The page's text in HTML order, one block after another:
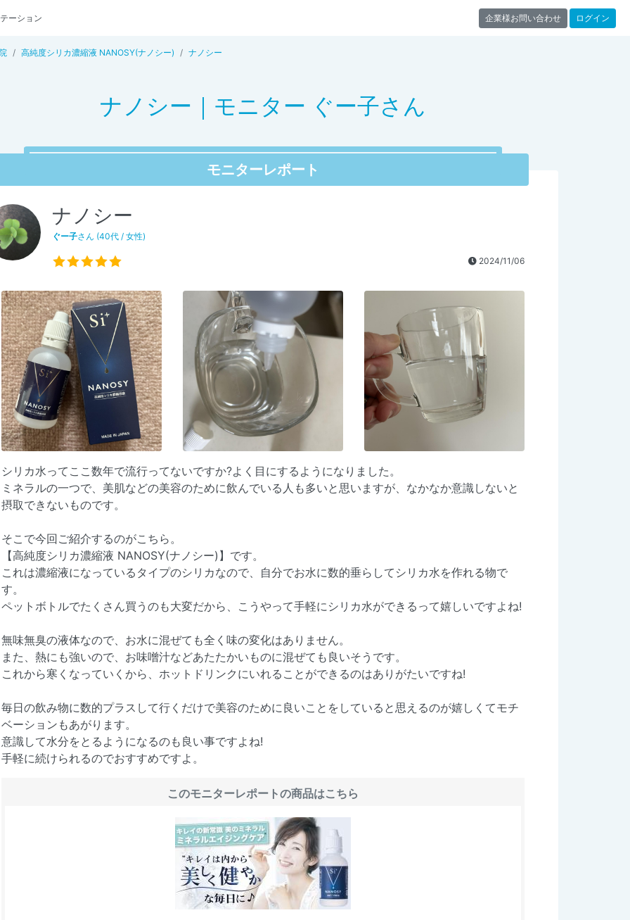
ーション 企業様お問い合わせ ログイン
高純度シリカ濃縮液 NANOSY(ナノシー) ナノシー
ナノシー｜モニター ぐー子さん
モニターレポート
ナノシー
ぐー子さん (40代 / 女性)
2024/11/06
シリカ水ってここ数年で流行ってないですか?よく目にするようになりました。
ミネラルの一つで、美肌などの美容のために飲んでいる人も多いと思いますが、なかなか意識しないと
摂取できないものです。
そこで今回ご紹介するのがこちら。
【高純度シリカ濃縮液 NANOSY(ナノシー)】です。
これは濃縮液になっているタイプのシリカなので、自分でお水に数的垂らしてシリカ水を作れる物で
す。
ペットボトルでたくさん買うのも大変だから、こうやって手軽にシリカ水ができるって嬉しいですよね!
無味無臭の液体なので、お水に混ぜても全く味の変化はありません。
また、熱にも強いので、お味噌汁などあたたかいものに混ぜても良いそうです。
これから寒くなっていくから、ホットドリンクにいれることができるのはありがたいですね!
毎日の飲み物に数的プラスして行くだけで美容のために良いことをしていると思えるのが嬉しくてモチ
ベーションもあがります。
意識して水分をとるようになるのも良い事ですよね!
手軽に続けられるのでおすすめですよ。
このモニターレポートの商品はこちら